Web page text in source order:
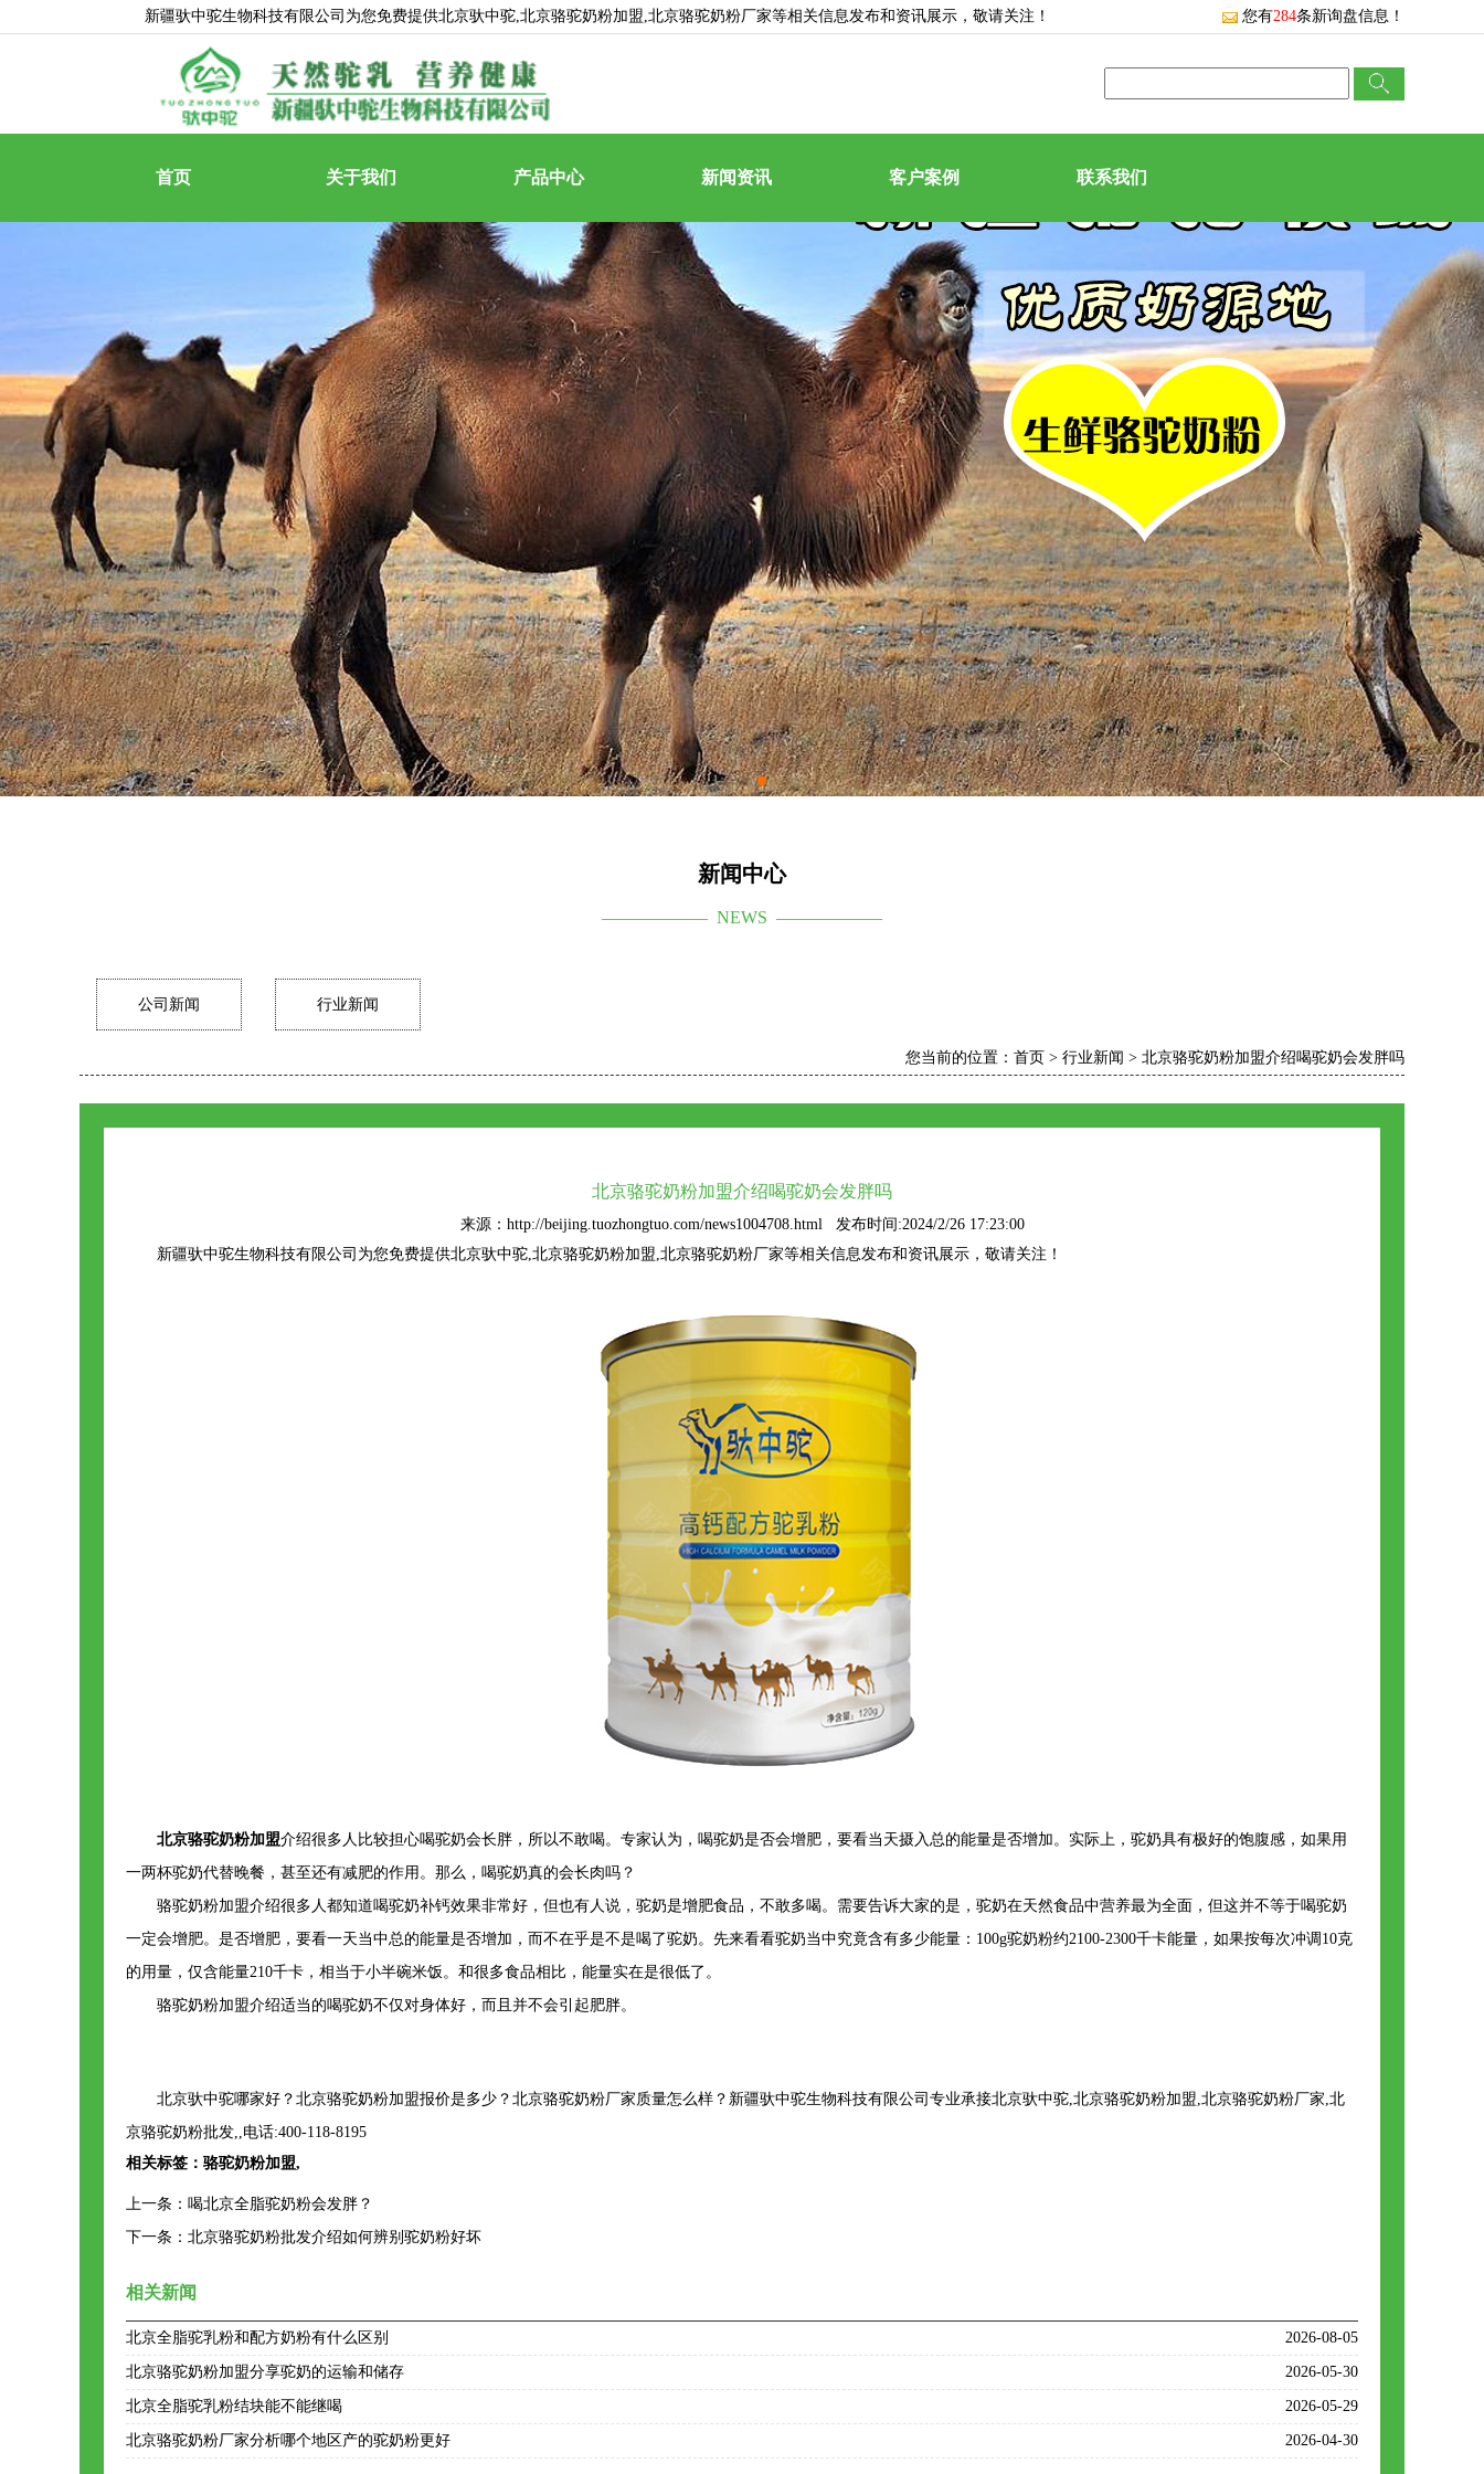
新疆驮中驼生物科技有限公司为您免费提供北京驮中驼,北京骆驼奶粉加盟,北京骆驼奶粉厂家等相关信息发布和资讯展示，敬请关注！ 您有284条新询盘信息！
首页 关于我们 产品中心 新闻资讯 客户案例 联系我们
新闻中心
—————— NEWS ——————
公司新闻 行业新闻
您当前的位置： 首页 > 行业新闻 > 北京骆驼奶粉加盟介绍喝驼奶会发胖吗
北京骆驼奶粉加盟介绍喝驼奶会发胖吗
来源：http://beijing.tuozhongtuo.com/news1004708.html 发布时间:2024/2/26 17:23:00
新疆驮中驼生物科技有限公司为您免费提供北京驮中驼,北京骆驼奶粉加盟,北京骆驼奶粉厂家等相关信息发布和资讯展示，敬请关注！
北京骆驼奶粉加盟介绍很多人比较担心喝驼奶会长胖，所以不敢喝。专家认为，喝驼奶是否会增肥，要看当天摄入总的能量是否增加。实际上，驼奶具有极好的饱腹感，如果用
一两杯驼奶代替晚餐，甚至还有减肥的作用。那么，喝驼奶真的会长肉吗？
骆驼奶粉加盟介绍很多人都知道喝驼奶补钙效果非常好，但也有人说，驼奶是增肥食品，不敢多喝。需要告诉大家的是，驼奶在天然食品中营养最为全面，但这并不等于喝驼奶
一定会增肥。是否增肥，要看一天当中总的能量是否增加，而不在乎是不是喝了驼奶。先来看看驼奶当中究竟含有多少能量：100g驼奶粉约2100-2300千卡能量，如果按每次冲调10克
的用量，仅含能量210千卡，相当于小半碗米饭。和很多食品相比，能量实在是很低了。
骆驼奶粉加盟介绍适当的喝驼奶不仅对身体好，而且并不会引起肥胖。
北京驮中驼哪家好？北京骆驼奶粉加盟报价是多少？北京骆驼奶粉厂家质量怎么样？新疆驮中驼生物科技有限公司专业承接北京驮中驼,北京骆驼奶粉加盟,北京骆驼奶粉厂家,北
京骆驼奶粉批发,,电话:400-118-8195
相关标签： 骆驼奶粉加盟,
上一条： 喝北京全脂驼奶粉会发胖？
下一条： 北京骆驼奶粉批发介绍如何辨别驼奶粉好坏
相关新闻
北京全脂驼乳粉和配方奶粉有什么区别 2026-08-05
北京骆驼奶粉加盟分享驼奶的运输和储存 2026-05-30
北京全脂驼乳粉结块能不能继喝 2026-05-29
北京骆驼奶粉厂家分析哪个地区产的驼奶粉更好 2026-04-30